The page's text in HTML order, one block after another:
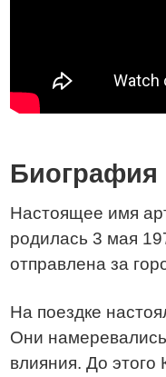
Биография
Настоящее имя
родилась 3 мая
отправлена за
На поездке
Они
влияния. До этого